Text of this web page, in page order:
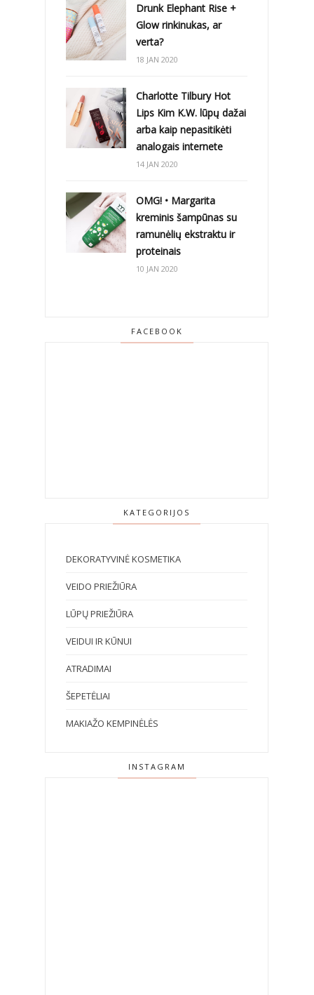
Drunk Elephant Rise +
Glow rinkinukas, ar
verta?
18 JAN 2020
Charlotte Tilbury Hot
Lips Kim K.W. lūpų dažai
arba kaip nepasitikėti
analogais internete
14 JAN 2020
OMG! • Margarita
kreminis šampūnas su
ramunėlių ekstraktu ir
proteinais
10 JAN 2020
FACEBOOK
KATEGORIJOS
DEKORATYVINĖ KOSMETIKA
VEIDO PRIEŽIŪRA
LŪPŲ PRIEŽIŪRA
VEIDUI IR KŪNUI
ATRADIMAI
ŠEPETĖLIAI
MAKIAŽO KEMPINĖLĖS
INSTAGRAM